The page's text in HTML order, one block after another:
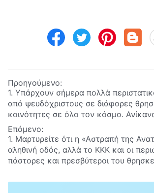
Προηγούμενο:
1. Υπάρχουν σήμερα πολλά
από ψευδόχριστους σε διάφορες
κοινότητες σε όλο τον κόσμο.
αυτήν την εξαπάτηση ως αυτό που
πραγματικότητα, πολλοί άνθρωποι
ακολουθήσει αυτούς τους
εκπληρώνοντας έτσι την προφητεία
Τότε εάν τις είπη προς υμάς· Ιδού
Επόμενο:
1. Μαρτυρείτε ότι η «Αστραπή της
αληθινή οδός, αλλά το ΚΚΚ και οι
πάστορες και πρεσβύτεροι του
τις έσχατες ημέρες και το